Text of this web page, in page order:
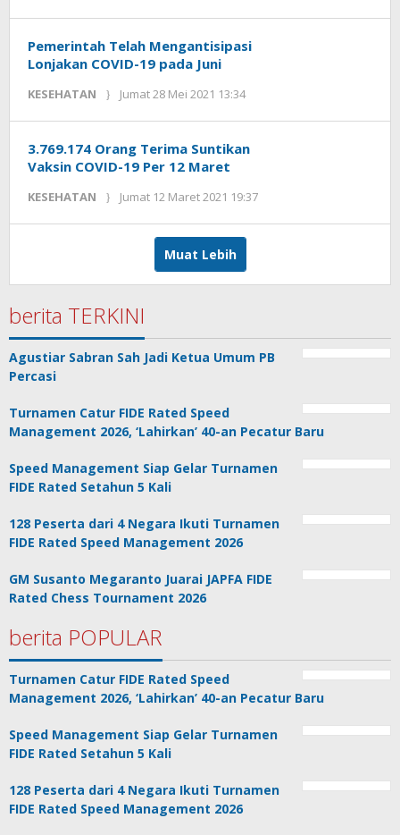
Pemerintah Telah Mengantisipasi
Lonjakan COVID-19 pada Juni
KESEHATAN Jumat 28 Mei 2021 13:34
3.769.174 Orang Terima Suntikan
Vaksin COVID-19 Per 12 Maret
KESEHATAN Jumat 12 Maret 2021 19:37
Muat Lebih
berita TERKINI
Agustiar Sabran Sah Jadi Ketua Umum PB
Percasi
Turnamen Catur FIDE Rated Speed
Management 2026, ‘Lahirkan’ 40-an Pecatur Baru
Speed Management Siap Gelar Turnamen
FIDE Rated Setahun 5 Kali
128 Peserta dari 4 Negara Ikuti Turnamen
FIDE Rated Speed Management 2026
GM Susanto Megaranto Juarai JAPFA FIDE
Rated Chess Tournament 2026
berita POPULAR
Turnamen Catur FIDE Rated Speed
Management 2026, ‘Lahirkan’ 40-an Pecatur Baru
Speed Management Siap Gelar Turnamen
FIDE Rated Setahun 5 Kali
128 Peserta dari 4 Negara Ikuti Turnamen
FIDE Rated Speed Management 2026